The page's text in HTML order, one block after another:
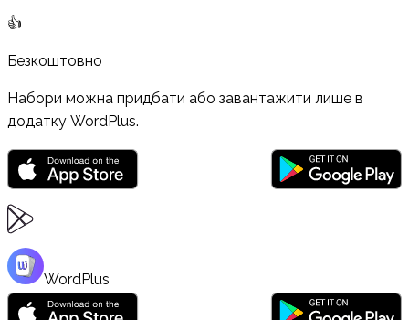
👍
Безкоштовно
Набори можна придбати або завантажити лише в
додатку WordPlus.
WordPlus